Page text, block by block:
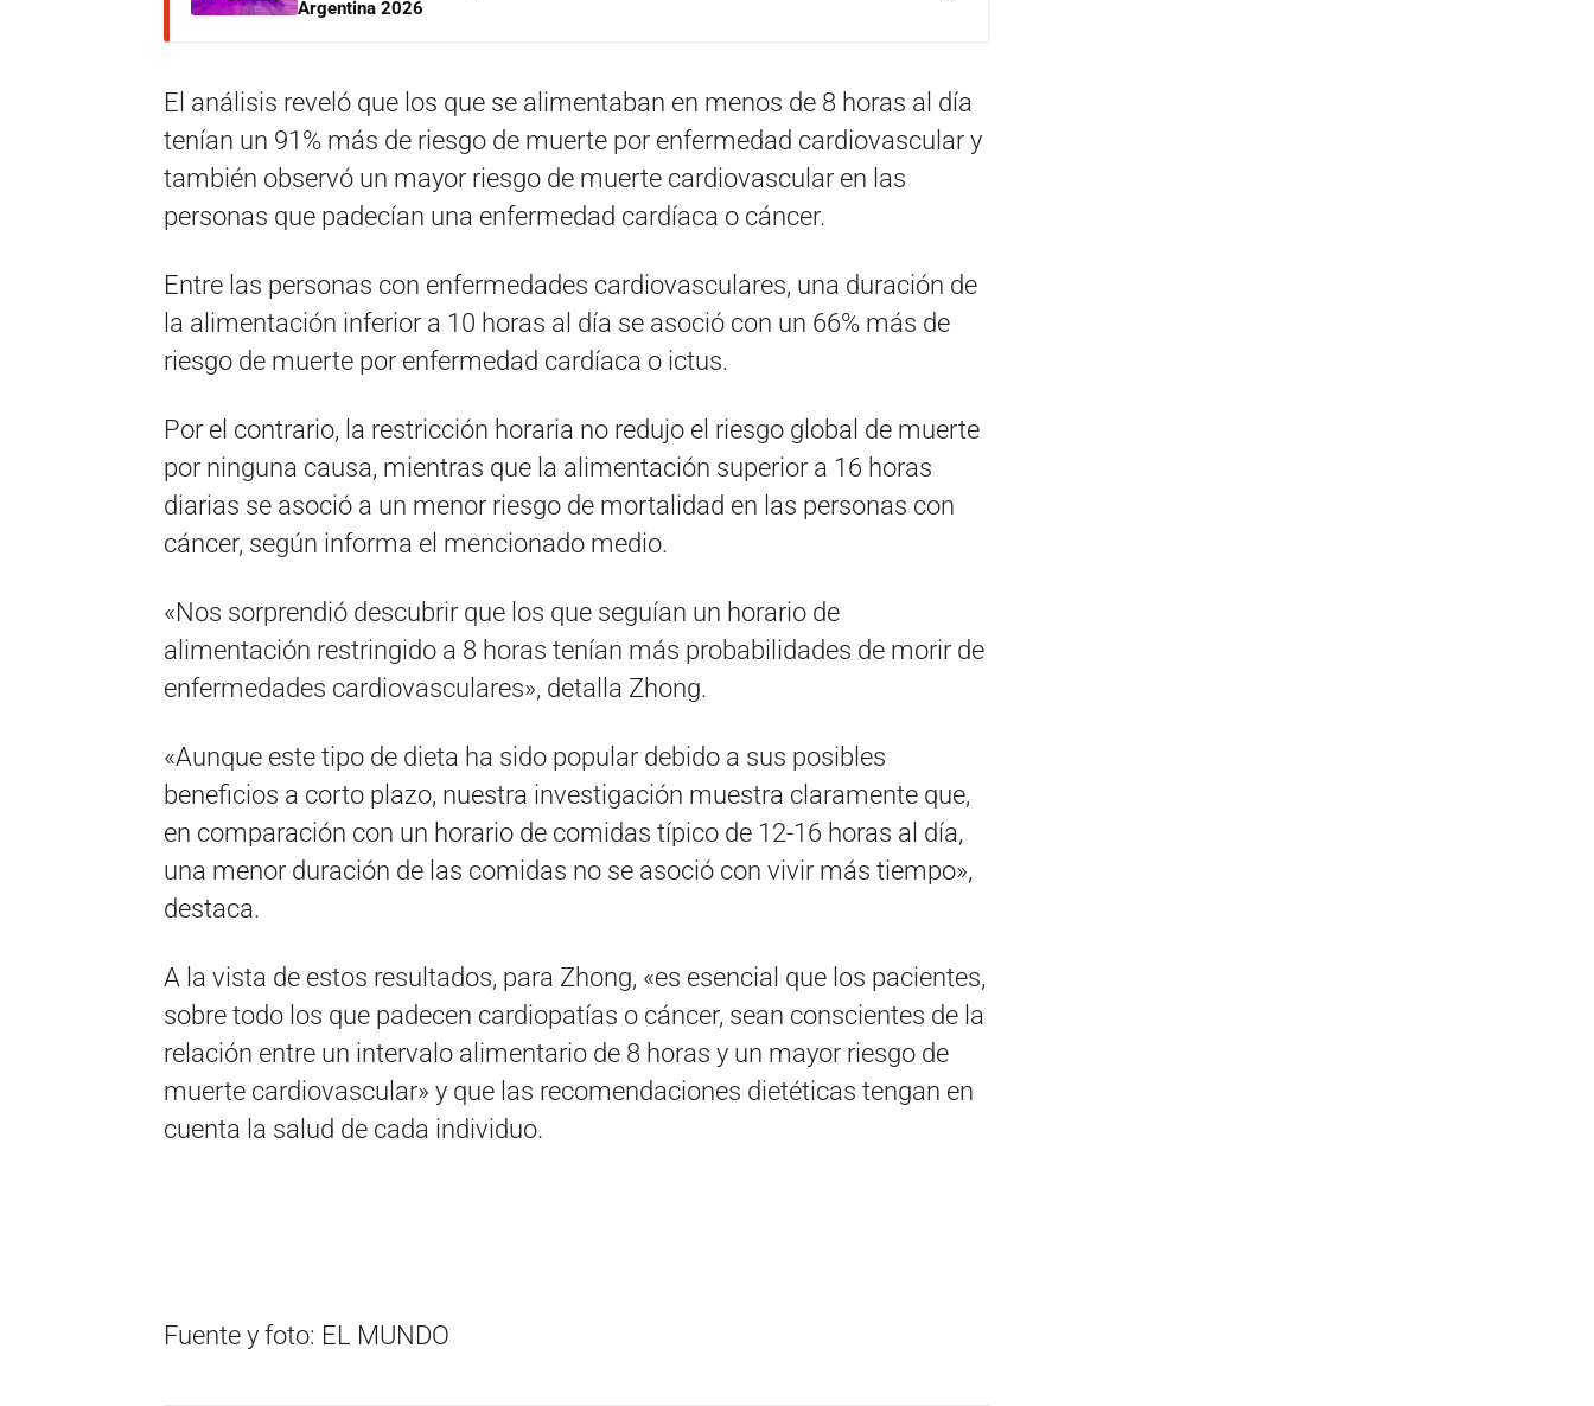
Argentina 2026
El análisis reveló que los que se alimentaban en menos de 8 horas al día
tenían un 91% más de riesgo de muerte por enfermedad cardiovascular y
también observó un mayor riesgo de muerte cardiovascular en las
personas que padecían una enfermedad cardíaca o cáncer.
Entre las personas con enfermedades cardiovasculares, una duración de
la alimentación inferior a 10 horas al día se asoció con un 66% más de
riesgo de muerte por enfermedad cardíaca o ictus.
Por el contrario, la restricción horaria no redujo el riesgo global de muerte
por ninguna causa, mientras que la alimentación superior a 16 horas
diarias se asoció a un menor riesgo de mortalidad en las personas con
cáncer, según informa el mencionado medio.
«Nos sorprendió descubrir que los que seguían un horario de
alimentación restringido a 8 horas tenían más probabilidades de morir de
enfermedades cardiovasculares», detalla Zhong.
«Aunque este tipo de dieta ha sido popular debido a sus posibles
beneficios a corto plazo, nuestra investigación muestra claramente que,
en comparación con un horario de comidas típico de 12-16 horas al día,
una menor duración de las comidas no se asoció con vivir más tiempo»,
destaca.
A la vista de estos resultados, para Zhong, «es esencial que los pacientes,
sobre todo los que padecen cardiopatías o cáncer, sean conscientes de la
relación entre un intervalo alimentario de 8 horas y un mayor riesgo de
muerte cardiovascular» y que las recomendaciones dietéticas tengan en
cuenta la salud de cada individuo.
Fuente y foto: EL MUNDO